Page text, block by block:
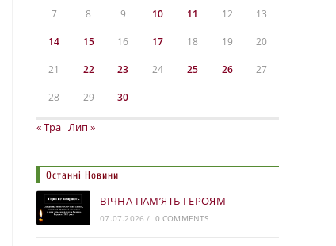
7 8 9 10 11 12 13
14 15 16 17 18 19 20
21 22 23 24 25 26 27
28 29 30
« Тра Лип »
Останні Новини
ВІЧНА ПАМ’ЯТЬ ГЕРОЯМ
07.07.2026 / 0 COMMENTS